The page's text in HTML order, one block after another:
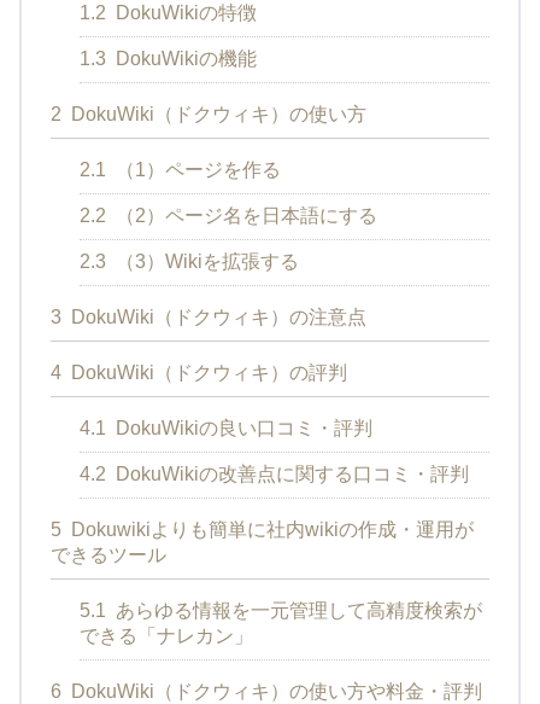
1.2 DokuWikiの特徴
1.3 DokuWikiの機能
2 DokuWiki（ドクウィキ）の使い方
2.1 （1）ページを作る
2.2 （2）ページ名を日本語にする
2.3 （3）Wikiを拡張する
3 DokuWiki（ドクウィキ）の注意点
4 DokuWiki（ドクウィキ）の評判
4.1 DokuWikiの良い口コミ・評判
4.2 DokuWikiの改善点に関する口コミ・評判
5 Dokuwikiよりも簡単に社内wikiの作成・運用が
できるツール
5.1 あらゆる情報を一元管理して高精度検索が
できる「ナレカン」
6
DokuWiki（ドクウィキ）の使い方や料金・評判